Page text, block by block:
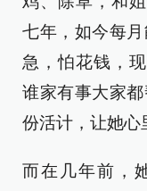
七年，如今每
急，怕花钱，
谁家有事大家
份活计，让她心
而在几年前，